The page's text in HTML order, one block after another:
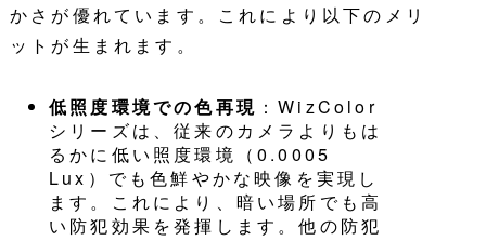
かさが優れています。これにより以下のメリ
ットが生まれます。
低照度環境での色再現 ：WizColor
シリーズは、従来のカメラよりもは
るかに低い照度環境（0.0005
Lux）でも色鮮やかな映像を実現し
ます。これにより、暗い場所でも高
い防犯効果を発揮します。他の防犯